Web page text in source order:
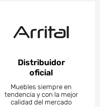
Distribuidor
oficial
Muebles siempre en
tendencia y con la mejor
calidad del mercado